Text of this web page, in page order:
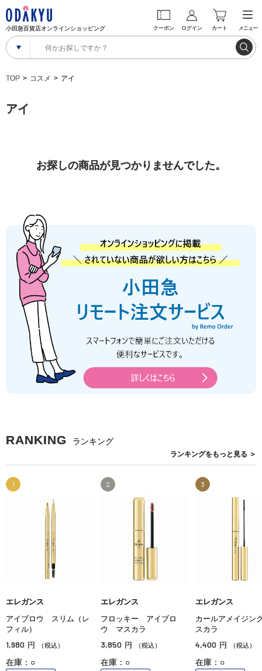
小田急百貨店オンラインショッピング クーポン ログイン カート メニュー
TOP コスメ アイ
アイ
お探しの商品が見つかりませんでした。
RANKING ランキング
ランキングをもっと見る ＞
1
エレガンス
アイブロウ スリム（レ
フィル）
1,980 円 （税込）
在庫：○
2
エレガンス
フロッキー アイブロ
ウ マスカラ
3,850 円 （税込）
在庫：○
3
エレガンス
カールアメイジ
スカラ
4,400 円 （税込）
在庫：○